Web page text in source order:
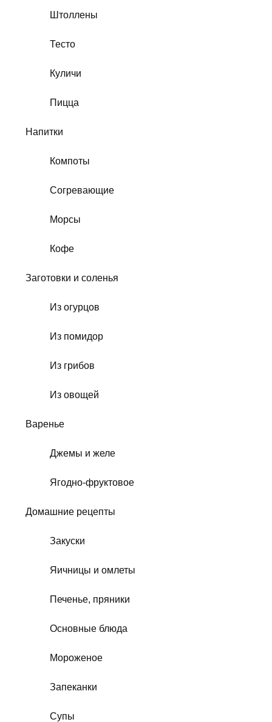
Штоллены
Тесто
Куличи
Пицца
Напитки
Компоты
Согревающие
Морсы
Кофе
Заготовки и соленья
Из огурцов
Из помидор
Из грибов
Из овощей
Варенье
Джемы и желе
Ягодно-фруктовое
Домашние рецепты
Закуски
Яичницы и омлеты
Печенье, пряники
Основные блюда
Мороженое
Запеканки
Супы